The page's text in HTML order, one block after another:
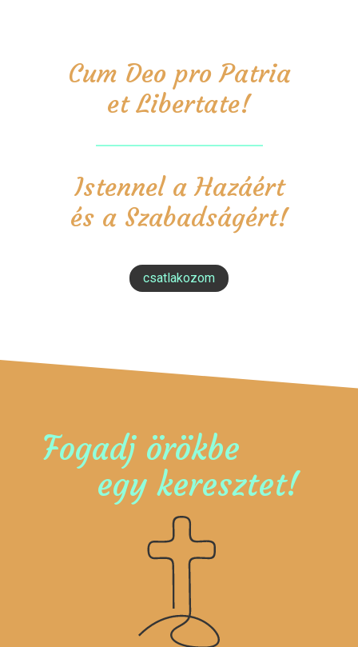
Cum Deo pro Patria
et Libertate!
Istennel a Hazáért
és a Szabadságért!
csatlakozom
Fogadj örökbe
egy keresztet!